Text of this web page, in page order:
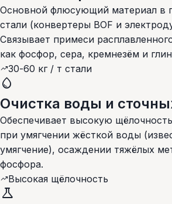
Основной флюсующий материал в
стали (конвертеры BOF и
Связывает примеси
как фосфор, сера, кремнезём и
trending_up30-60 кг / т стали
water_drop
Очистка воды и
Обеспечивает высокую
при умягчении жёсткой воды
умягчение), осаждении тяжёлых
фосфора.
trending_upВысокая щёлочность
science